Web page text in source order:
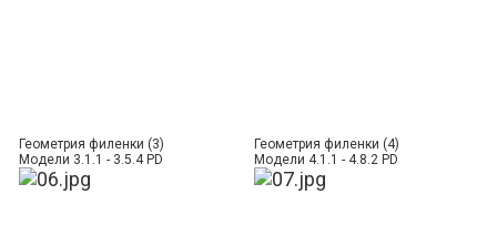
Геометрия филенки (3)
Модели 3.1.1 - 3.5.4 PD
Геометрия филенки (4)
Модели 4.1.1 - 4.8.2 PD